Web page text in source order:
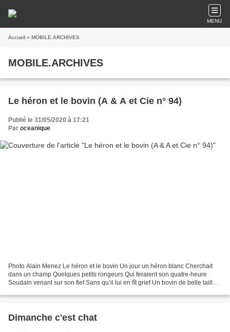
MENU
Accueil » MOBILE.ARCHIVES
MOBILE.ARCHIVES
Le héron et le bovin (A & A et Cie n° 94)
Publié le 31/05/2020 à 17:21
Par oceanique
Photo Alain Menez Le héron et le bovin Un jour un héron blanc Cherchait
dans un champ Quelques petits rongeurs Qui feraient son quatre-heure
Soudain venant sur son fief Sans qu’il lui en fît grief Un bovin de belle taille
Dimanche c'est chat